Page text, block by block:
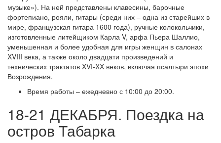
музыке»). На ней представлены клавесины, барочные
фортепиано, рояли, гитары (среди них – одна из старейших в
мире, французская гитара 1600 года), ручные колокольчики,
изготовленные литейщиком Карла V, арфа Пьера Шаллио,
уменьшенная и более удобная для игры женщин в салонах
XVIII века, а также около двадцати произведений и
технических трактатов XVI-XX веков, включая псалтыри эпохи
Возрождения.
Время работы – ежедневно с 10:00 до 20:00.
18-21 ДЕКАБРЯ. Поездка на
остров Табарка